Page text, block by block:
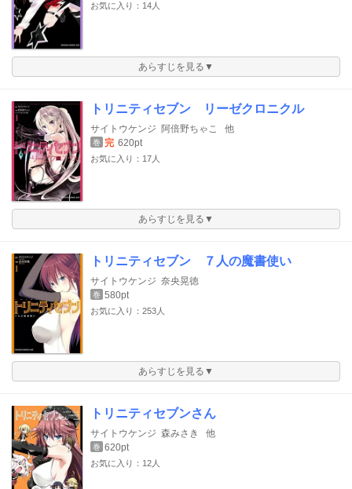
お気に入り：14人
あらすじを見る▼
トリニティセブン リーゼクロニクル
サイトウケンジ 阿倍野ちゃこ 他
巻 完 620pt
お気に入り：17人
あらすじを見る▼
トリニティセブン ７人の魔書使い
サイトウケンジ 奈央晃徳
巻 580pt
お気に入り：253人
あらすじを見る▼
トリニティセブンさん
サイトウケンジ 森みさき 他
巻 620pt
お気に入り：12人